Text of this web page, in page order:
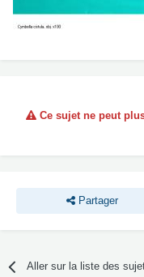
Ce sujet ne peut
Partager
Aller sur la liste des